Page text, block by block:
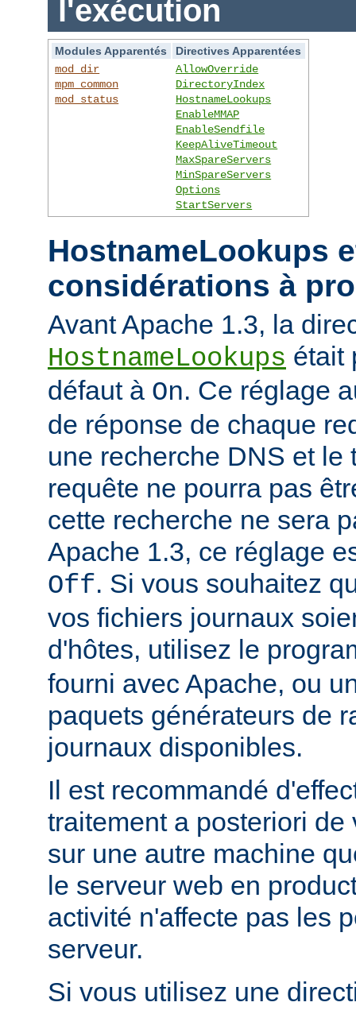
l'exécution
Modules Apparentés
Directives Apparentées
mod_dir
mpm_common
mod_status
AllowOverride
DirectoryIndex
HostnameLookups
EnableMMAP
EnableSendfile
KeepAliveTimeout
MaxSpareServers
MinSpareServers
Options
StartServers
HostnameLookups
considérations à
Avant Apache 1.3, la
HostnameLookups était
défaut à On. Ce réglage
de réponse de chaque
une recherche DNS et le
requête ne pourra pas
cette recherche ne sera
Apache 1.3, ce réglage
Off. Si vous souhaitez
vos fichiers journaux
d'hôtes, utilisez le
fourni avec Apache, ou
paquets générateurs de
journaux disponibles.
Il est recommandé
traitement a posteriori
sur une autre machine
le serveur web en
activité n'affecte pas les
serveur.
Si vous utilisez une